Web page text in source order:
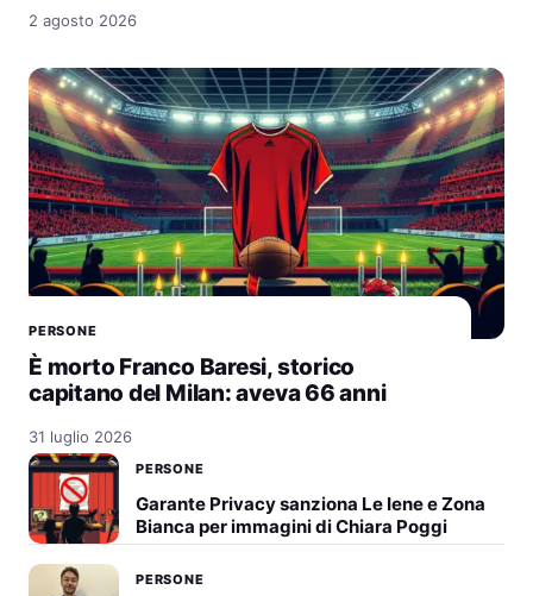
2 agosto 2026
PERSONE
È morto Franco Baresi, storico
capitano del Milan: aveva 66 anni
31 luglio 2026
PERSONE
Garante Privacy sanziona Le Iene e Zona
Bianca per immagini di Chiara Poggi
PERSONE